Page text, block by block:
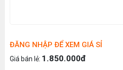
ĐĂNG NHẬP ĐỂ XEM GIÁ SỈ
Giá bán lẻ: 1.850.000đ